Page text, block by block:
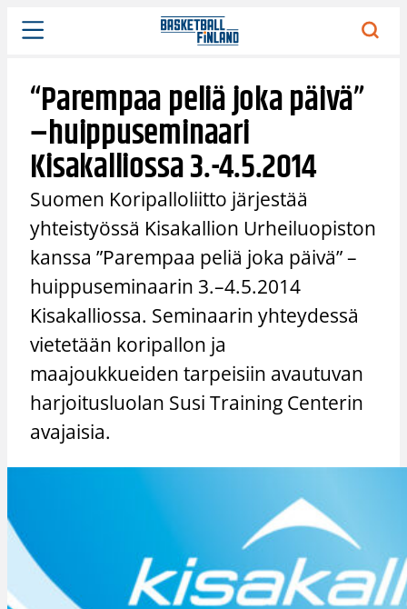
Siirry
sisältöön
“Parempaa peliä joka päivä”
–huippuseminaari
Kisakalliossa 3.-4.5.2014
Suomen Koripalloliitto järjestää
yhteistyössä Kisakallion Urheiluopiston
kanssa ”Parempaa peliä joka päivä” –
huippuseminaarin 3.–4.5.2014
Kisakalliossa. Seminaarin yhteydessä
vietetään koripallon ja
maajoukkueiden tarpeisiin avautuvan
harjoitusluolan Susi Training Centerin
avajaisia.